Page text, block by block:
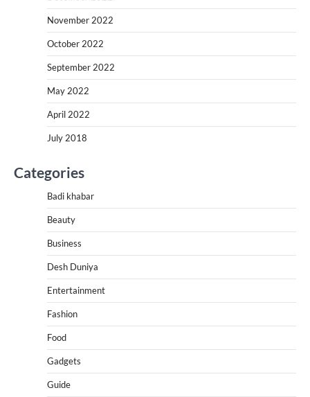
November 2022
October 2022
September 2022
May 2022
April 2022
July 2018
Categories
Badi khabar
Beauty
Business
Desh Duniya
Entertainment
Fashion
Food
Gadgets
Guide